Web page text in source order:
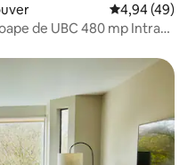
Scor mediu
4,94 (49)
de UBC 480 mp Intrare
oaspeților